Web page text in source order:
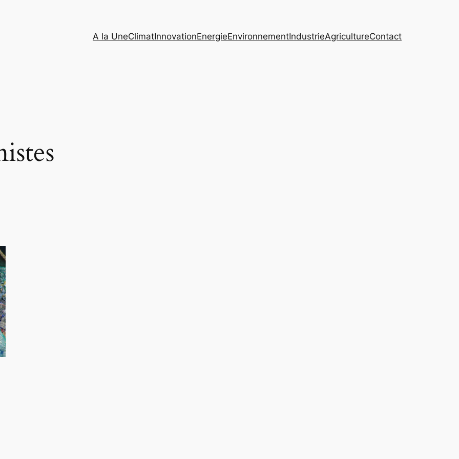
A la UneClimatInnovationEnergieEnvironnementIndustrieAgricultureContact